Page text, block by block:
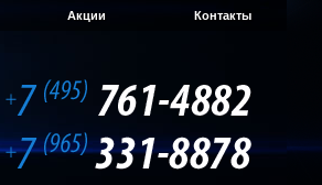
Акции Контакты